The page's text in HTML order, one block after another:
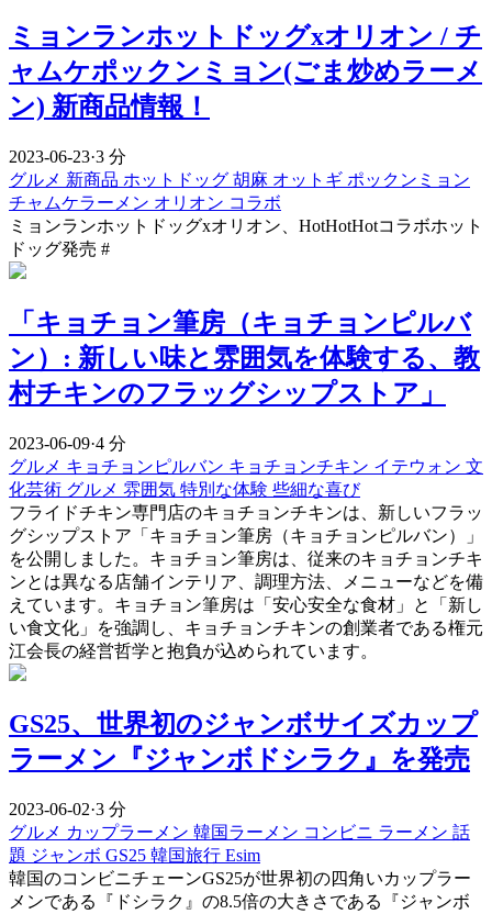
ミョンランホットドッグxオリオン / チ
ャムケポックンミョン(ごま炒めラーメ
ン) 新商品情報！
2023-06-23·3 分
グルメ 新商品 ホットドッグ 胡麻 オットギ ポックンミョン
チャムケラーメン オリオン コラボ
ミョンランホットドッグxオリオン、HotHotHotコラボホット
ドッグ発売 #
「キョチョン筆房（キョチョンピルバ
ン）: 新しい味と雰囲気を体験する、教
村チキンのフラッグシップストア」
2023-06-09·4 分
グルメ キョチョンピルバン キョチョンチキン イテウォン 文
化芸術 グルメ 雰囲気 特別な体験 些細な喜び
フライドチキン専門店のキョチョンチキンは、新しいフラッ
グシップストア「キョチョン筆房（キョチョンピルバン）」
を公開しました。キョチョン筆房は、従来のキョチョンチキ
ンとは異なる店舗インテリア、調理方法、メニューなどを備
えています。キョチョン筆房は「安心安全な食材」と「新し
い食文化」を強調し、キョチョンチキンの創業者である権元
江会長の経営哲学と抱負が込められています。
GS25、世界初のジャンボサイズカップ
ラーメン『ジャンボドシラク』を発売
2023-06-02·3 分
グルメ カップラーメン 韓国ラーメン コンビニ ラーメン 話
題 ジャンボ GS25 韓国旅行 Esim
韓国のコンビニチェーンGS25が世界初の四角いカップラー
メンである『ドシラク』の8.5倍の大きさである『ジャンボ